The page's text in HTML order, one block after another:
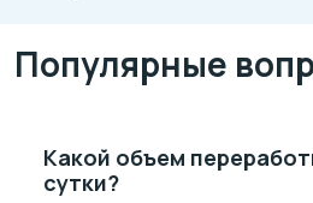
Популярные
Какой объем
сутки?